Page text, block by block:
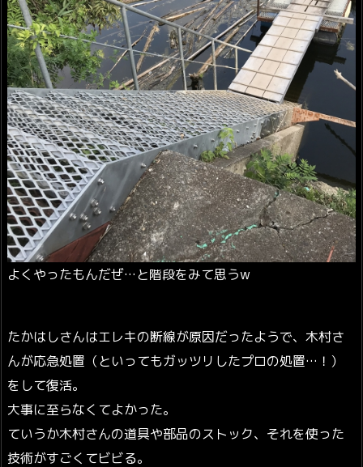
よくやったもんだぜ…と階段をみて思うw
たかはしさんはエレキの断線が原因だったようで、木村さ
んが応急処置（といってもガッツリしたプロの処置…！）
をして復活。
大事に至らなくてよかった。
ていうか木村さんの道具や部品のストック、それを使った
技術がすごくてビビる。